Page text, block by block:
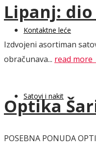
Kontaktne leće
Satovi i nakit
Lipanj: dio
Izdvojeni asortiman
obračunava... read more
Optika
POSEBNA PONUDA